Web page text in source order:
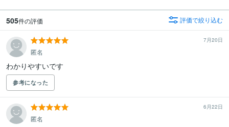
505件の評価 評価で絞り込む
7月20日
匿名
わかりやすいです
参考になった
6月22日
匿名